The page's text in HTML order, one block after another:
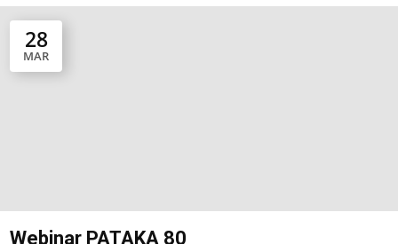
28
MAR
Webinar PATAKA 80